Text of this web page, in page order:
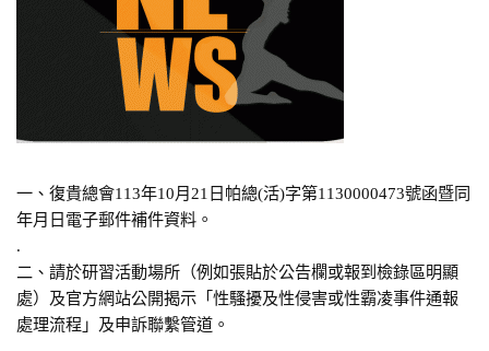
一、復貴總會113年10月21日帕總(活)字第1130000473號函暨同
年月日電子郵件補件資料。
.
二、請於研習活動場所（例如張貼於公告欄或報到檢錄區明顯
處）及官方網站公開揭示「性騷擾及性侵害或性霸凌事件通報
處理流程」及申訴聯繫管道。